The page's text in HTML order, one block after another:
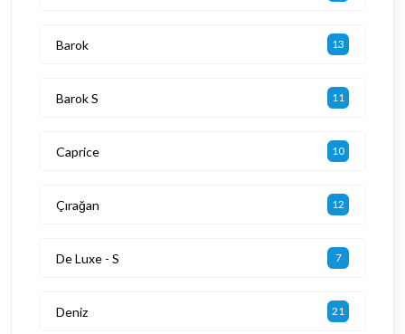
Barok 13
Barok S 11
Caprice 10
Çırağan 12
De Luxe - S 7
Deniz 21